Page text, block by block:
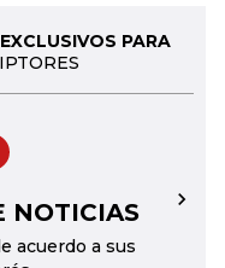
PARA
NOTICIAS
acuerdo a sus
→